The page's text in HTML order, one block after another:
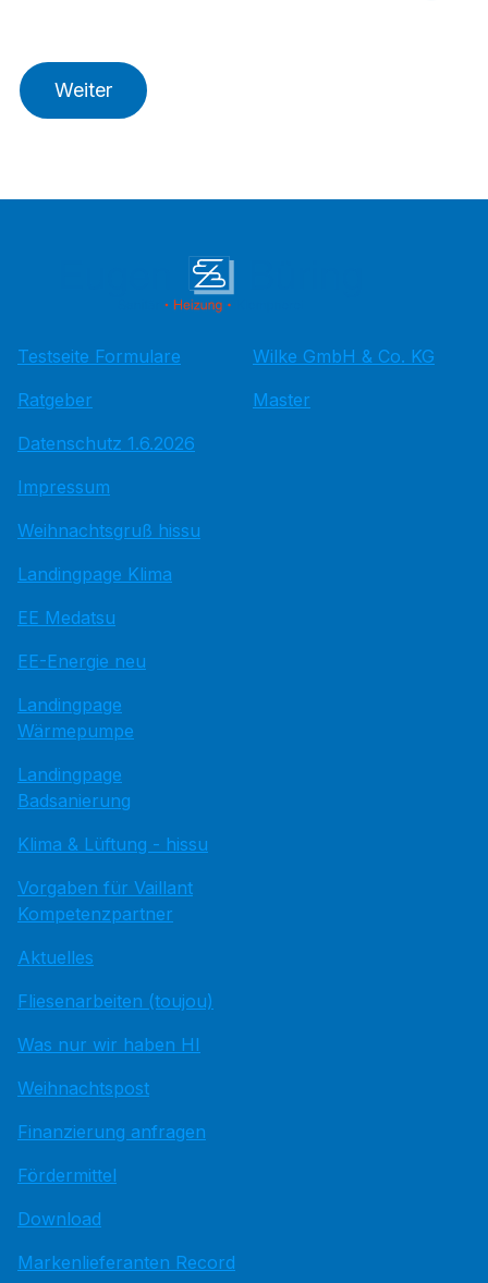
Weiter
Testseite Formulare
Ratgeber
Datenschutz 1.6.2026
Impressum
Weihnachtsgruß hissu
Landingpage Klima
EE Medatsu
EE-Energie neu
Landingpage
Wärmepumpe
Landingpage
Badsanierung
Klima & Lüftung - hissu
Vorgaben für Vaillant
Kompetenzpartner
Aktuelles
Fliesenarbeiten (toujou)
Was nur wir haben HI
Weihnachtspost
Finanzierung anfragen
Fördermittel
Download
Markenlieferanten Record
Wilke GmbH & Co. KG
Master